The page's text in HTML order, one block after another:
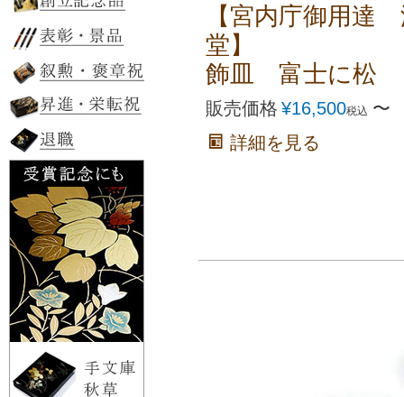
【宮内庁御用達
堂】
飾皿 富士に松
販売価格 ¥16,500税込 〜
詳細を見る